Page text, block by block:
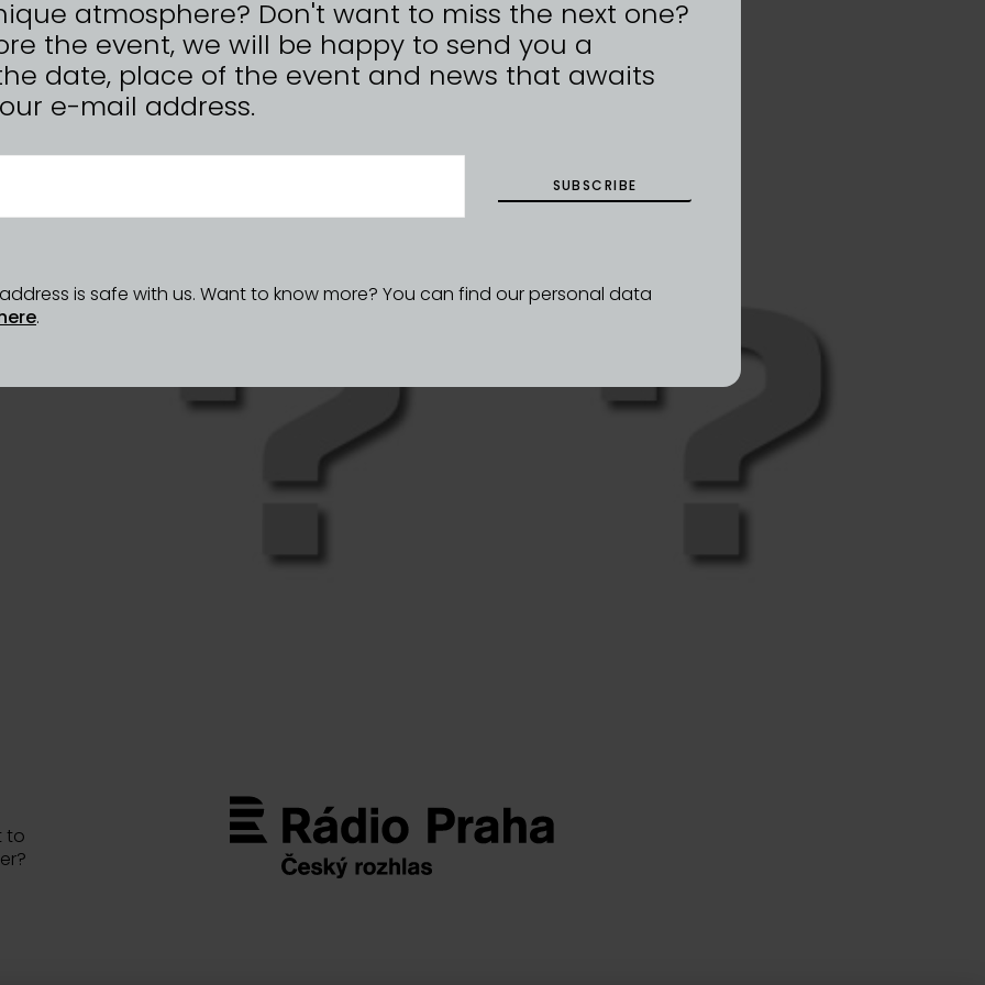
výhradne rastlinnými
priemysle, konečná
vyhovujú aj alergikom a
značky ColoMBiana sú
cítení,
k ľuďom a kvalite.
to
atmosphere? Don't want to miss the next one?
the event, we will be happy to send you a
date, place of the event and news that awaits
e-mail address.
SUBSCRIBE
is safe with us. Want to know more? You can find our personal data
.